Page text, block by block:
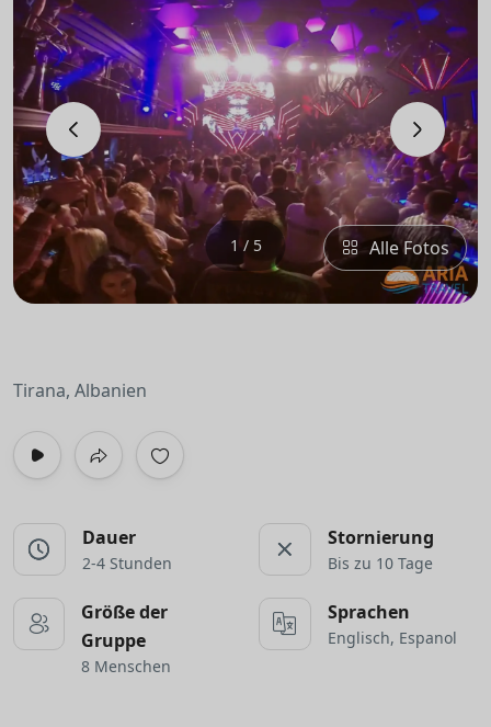
‹ ›
1 / 5 Alle Fotos
Tirana, Albanien
Dauer
2-4 Stunden
Stornierung
Bis zu 10 Tage
Größe der
Gruppe
8 Menschen
Sprachen
Englisch, Espanol